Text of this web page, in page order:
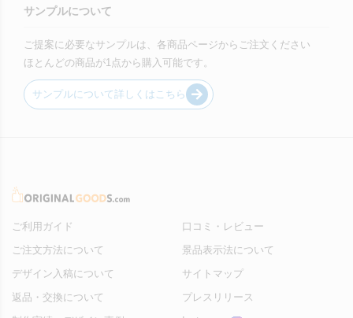
サンプルについて
ご提案に必要なサンプルは、各商品ページからご注文ください
ほとんどの商品が1点から購入可能です。
サンプルについて詳しくはこちら
ご利用ガイド
ご注文方法について
デザイン入稿について
返品・交換について
口コミ・レビュー
景品表示法について
サイトマップ
プレスリリース